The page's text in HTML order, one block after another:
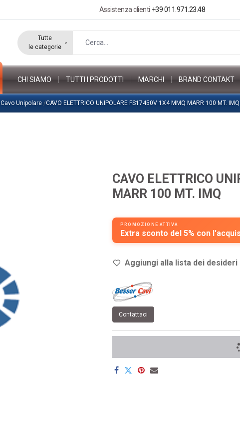
Assistenza clienti +39 011.971.23.48
Tutte
le categorie
CHI SIAMO TUTTI I PRODOTTI MARCHI BRAND CONTAKT
Cavo Unipolare /CAVO ELETTRICO UNIPOLARE FS17450V 1X4 MMQ MARR 100 MT. IMQ
CAVO ELETTRICO
MARR 100 MT. IMQ
PROMOZIONE ATTIVA
Extra sconto del 5% con
Aggiungi alla lista dei desideri
Contattaci